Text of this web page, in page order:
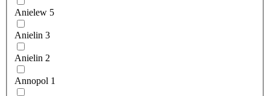
Anielew 5
Anielin 3
Anielin 2
Annopol 1